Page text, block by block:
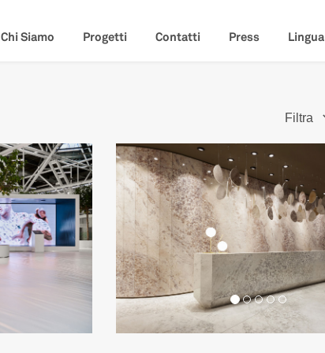
Chi Siamo Progetti Contatti Press Lingua
Filtra